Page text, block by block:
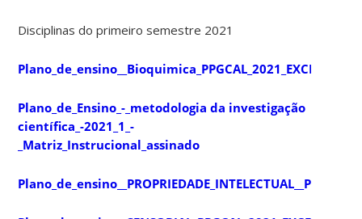
Disciplinas do primeiro semestre 2021
Plano_de_Ensino_-_metodologia da investigação
científica_-2021_1_-
_Matriz_Instrucional_assinado